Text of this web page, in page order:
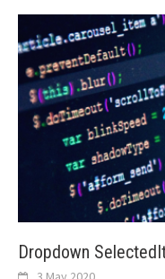
Dropdown